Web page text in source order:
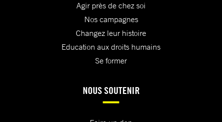
Agir près de chez soi
Nos campagnes
Changez leur histoire
Education aux droits humains
Se former
NOUS SOUTENIR